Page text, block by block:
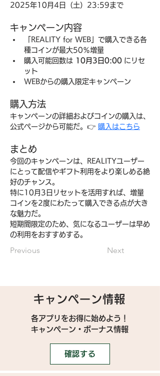
2025年10月4日（土）23:59まで
キャンペーン内容
「REALITY for WEB」で購入できる各
種コインが最大50％増量
購入可能回数は 10月3日0:00 にリセ
ット
WEBからの購入限定キャンペーン
購入方法
キャンペーンの詳細およびコインの購入は、
公式ページから可能だ。👉 購入はこちら
まとめ
今回のキャンペーンは、REALITYユーザー
にとって配信やギフト利用をより楽しめる絶
好のチャンス。
特に10月3日リセットを活用すれば、増量
コインを2度にわたって購入できる点が大き
な魅力だ。
短期間限定のため、気になるユーザーは早め
の利用をおすすめする。
Previous Next
キャンペーン情報
各アプリをお得に始めよう！
キャンペーン・ボーナス情報
確認する